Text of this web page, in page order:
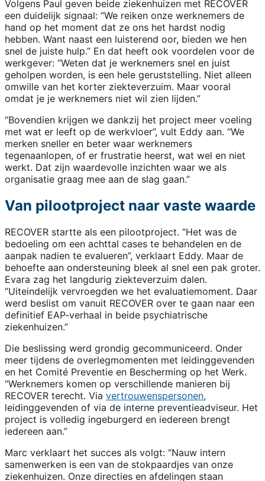
Volgens Paul geven beide ziekenhuizen met RECOVER
een duidelijk signaal: “We reiken onze werknemers de
hand op het moment dat ze ons het hardst nodig
hebben. Want naast een luisterend oor, bieden we hen
snel de juiste hulp.” En dat heeft ook voordelen voor de
werkgever: “Weten dat je werknemers snel en juist
geholpen worden, is een hele geruststelling. Niet alleen
omwille van het korter ziekteverzuim. Maar vooral
omdat je je werknemers niet wil zien lijden.”
“Bovendien krijgen we dankzij het project meer voeling
met wat er leeft op de werkvloer”, vult Eddy aan. “We
merken sneller en beter waar werknemers
tegenaanlopen, of er frustratie heerst, wat wel en niet
werkt. Dat zijn waardevolle inzichten waar we als
organisatie graag mee aan de slag gaan.”
Van pilootproject naar vaste waarde
RECOVER startte als een pilootproject. “Het was de
bedoeling om een achttal cases te behandelen en de
aanpak nadien te evalueren”, verklaart Eddy. Maar de
behoefte aan ondersteuning bleek al snel een pak groter.
Evara zag het langdurig ziekteverzuim dalen.
“Uiteindelijk vervroegden we het evaluatiemoment. Daar
werd beslist om vanuit RECOVER over te gaan naar een
definitief EAP-verhaal in beide psychiatrische
ziekenhuizen.”
Die beslissing werd grondig gecommuniceerd. Onder
meer tijdens de overlegmomenten met leidinggevenden
en het Comité Preventie en Bescherming op het Werk.
“Werknemers komen op verschillende manieren bij
RECOVER terecht. Via vertrouwenspersonen,
leidinggevenden of via de interne preventieadviseur. Het
project is volledig ingeburgerd en iedereen brengt
iedereen aan.”
Marc verklaart het succes als volgt: “Nauw intern
samenwerken is een van de stokpaardjes van onze
ziekenhuizen. Onze directies en afdelingen staan